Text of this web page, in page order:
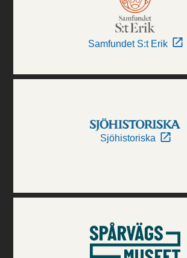
Samfundet S:t Erik
Sjöhistoriska